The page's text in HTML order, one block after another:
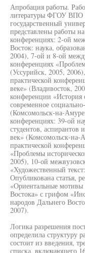
Апробация работы.
литературы ФГОУ ВПО
государственный
представлены работы
конференциях: 2-ой
Восток: наука,
2004), 7-ой и 8-ой
конференциях
(Уссурийск, 2005,
практической
веке» (Владивосток,
конференции «История
современное
(Комсомольск-на-
конференциях: 39-ой
студентов,
век» (Комсомольск-на-
практической
«Проблемы
2005), 10-ой
«Художественный
Опубликована статья,
«Ориентальные мотивы
Востока» с грифом
народов Дальнего
2007).
Логика разрешения
определила структуру
состоит из введения,
списка, включающего